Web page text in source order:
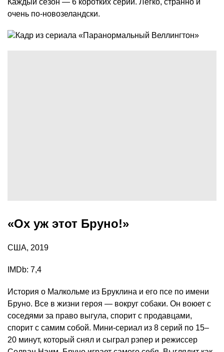
Каждый сезон — 6 коротких серий. Легко, странно и
очень по-новозеландски.
«Ох уж этот Бруно!»
США, 2019
IMDb: 7,4
История о Малкольме из Бруклина и его псе по имени
Бруно. Все в жизни героя — вокруг собаки. Он воюет с
соседями за право выгула, спорит с продавцами,
спорит с самим собой. Мини-сериал из 8 серий по 15–
20 минут, который снял и сыграл рэпер и режиссер